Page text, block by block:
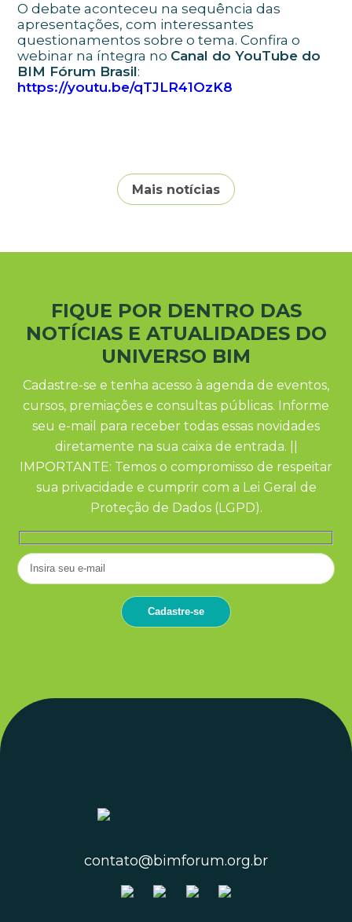
O debate aconteceu na sequência das
apresentações, com interessantes
questionamentos sobre o tema. Confira o
webinar na íntegra no Canal do YouTube do
BIM Fórum Brasil:
https://youtu.be/qTJLR41OzK8
Mais notícias
FIQUE POR DENTRO DAS
NOTÍCIAS E ATUALIDADES DO
UNIVERSO BIM
Cadastre-se e tenha acesso à agenda de eventos,
cursos, premiações e consultas públicas. Informe
seu e-mail para receber todas essas novidades
diretamente na sua caixa de entrada. ||
IMPORTANTE: Temos o compromisso de respeitar
sua privacidade e cumprir com a Lei Geral de
Proteção de Dados (LGPD).
contato@bimforum.org.br